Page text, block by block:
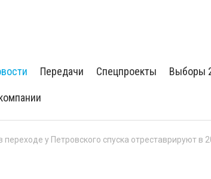
Передачи Спецпроекты Выборы
переходе у Петровского спуска отреставрируют в